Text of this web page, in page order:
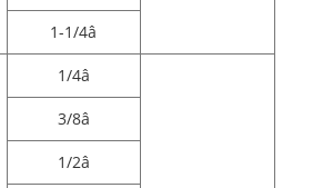
1-1/4â
1/4â
3/8â
1/2â